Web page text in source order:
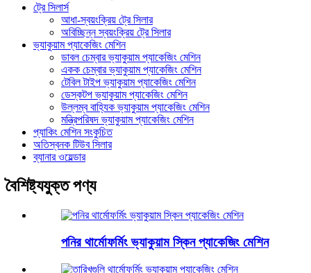
ট্রে সিলার্স
আধা-স্বয়ংক্রিয় ট্রে সিলার
অবিচ্ছিন্ন স্বয়ংক্রিয় ট্রে সিলার
ভ্যাকুয়াম প্যাকেজিং মেশিন
ডাবল চেম্বার ভ্যাকুয়াম প্যাকেজিং মেশিন
একক চেম্বার ভ্যাকুয়াম প্যাকেজিং মেশিন
টেবিল টাইপ ভ্যাকুয়াম প্যাকেজিং মেশিন
ডেস্কটপ ভ্যাকুয়াম প্যাকেজিং মেশিন
উল্লম্ব বাহ্যিক ভ্যাকুয়াম প্যাকেজিং মেশিন
মন্ত্রিপরিষদ ভ্যাকুয়াম প্যাকেজিং মেশিন
প্যাকিং মেশিন সংকুচিত
অতিস্বনক টিউব সিলার
ব্যানার ওয়েল্ডার
বৈশিষ্ট্যযুক্ত পণ্য
পনির থার্মোফর্মিং ভ্যাকুয়াম স্কিন প্যাকেজিং মেশিন